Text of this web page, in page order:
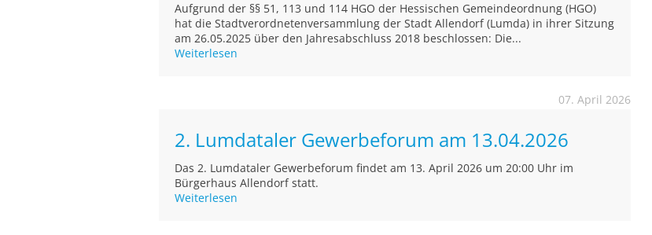
Aufgrund der §§ 51, 113 und 114 HGO der Hessischen Gemeindeordnung (HGO)
hat die Stadtverordnetenversammlung der Stadt Allendorf (Lumda) in ihrer Sitzung
am 26.05.2025 über den Jahresabschluss 2018 beschlossen: Die...
Weiterlesen
07. April 2026
2. Lumdataler Gewerbeforum am 13.04.2026
Das 2. Lumdataler Gewerbeforum findet am 13. April 2026 um 20:00 Uhr im
Bürgerhaus Allendorf statt.
Weiterlesen